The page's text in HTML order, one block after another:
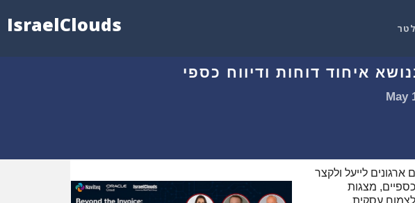
IsraelClouds
May
לייעל ולקצר
מצגות